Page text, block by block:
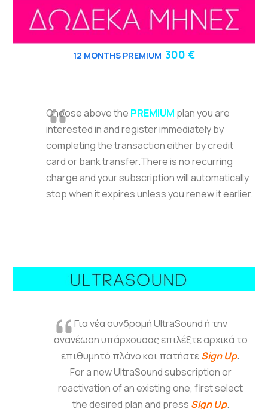
12 MONTHS PREMIUM 300 €
Choose above the PREMIUM plan you are
interested in and register immediately by
completing the transaction either by credit
card or bank transfer.There is no recurring
charge and your subscription will automatically
stop when it expires unless you renew it earlier.
Για νέα συνδρομή UltraSound ή την
ανανέωση υπάρχουσας επιλέξτε αρχικά το
επιθυμητό πλάνο και πατήστεSign Up.
For a new UltraSound subscription or
reactivation of an existing one, first select
the desired plan and press Sign Up.